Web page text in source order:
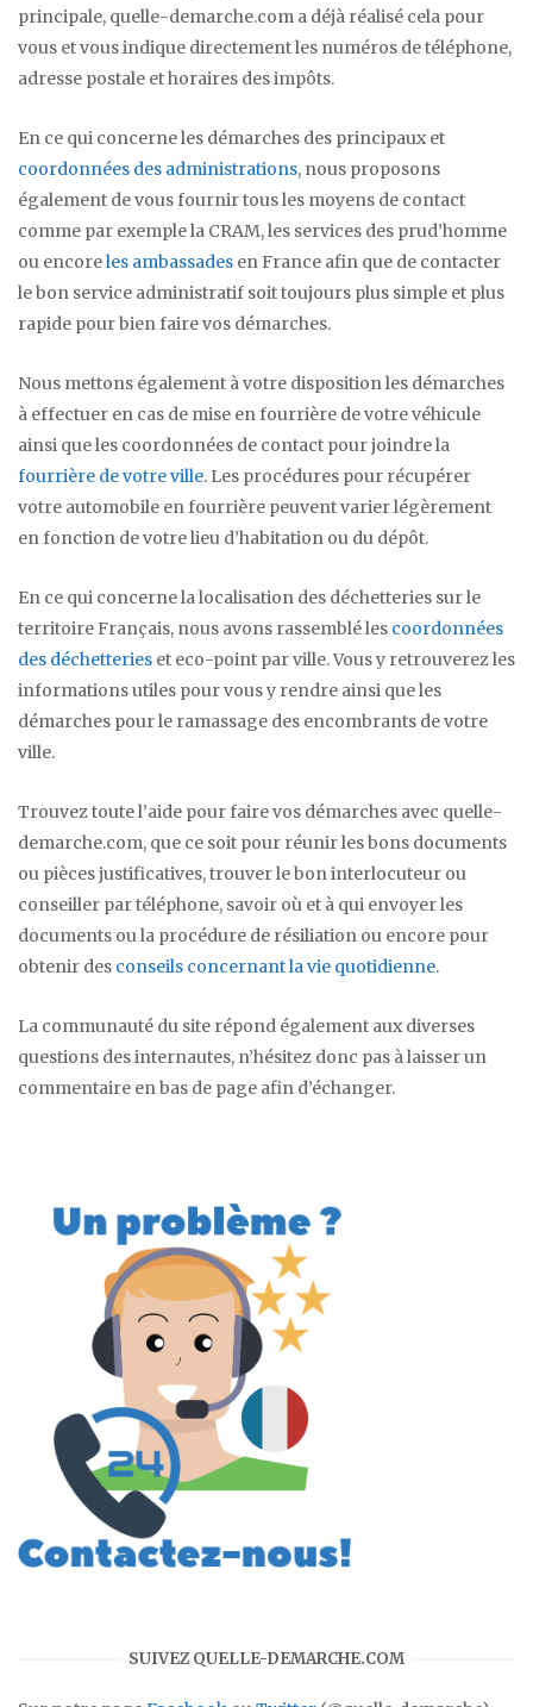
principale, quelle-demarche.com a déjà réalisé cela pour
vous et vous indique directement les numéros de téléphone,
adresse postale et horaires des impôts.
En ce qui concerne les démarches des principaux et
coordonnées des administrations, nous proposons
également de vous fournir tous les moyens de contact
comme par exemple la CRAM, les services des prud’homme
ou encoreles ambassades en France afin que de contacter
le bon service administratif soit toujours plus simple et plus
rapide pour bien faire vos démarches.
Nous mettons également à votre disposition les démarches
à effectuer en cas de mise en fourrière de votre véhicule
ainsi que les coordonnées de contact pour joindre la
fourrière de votre ville. Les procédures pour récupérer
votre automobile en fourrière peuvent varier légèrement
en fonction de votre lieu d’habitation ou du dépôt.
En ce qui concerne la localisation des déchetteries sur le
territoire Français, nous avons rassemblé les coordonnées
des déchetteries et eco-point par ville. Vous y retrouverez les
informations utiles pour vous y rendre ainsi que les
démarches pour le ramassage des encombrants de votre
ville.
Trouvez toute l’aide pour faire vos démarches avec quelle-
demarche.com, que ce soit pour réunir les bons documents
ou pièces justificatives, trouver le bon interlocuteur ou
conseiller par téléphone, savoir où et à qui envoyer les
documents ou la procédure de résiliation ou encore pour
obtenir des conseils concernant la vie quotidienne.
La communauté du site répond également aux diverses
questions des internautes, n’hésitez donc pas à laisser un
commentaire en bas de page afin d’échanger.
SUIVEZ QUELLE-DEMARCHE.COM